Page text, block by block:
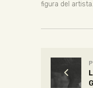
figura del artista.